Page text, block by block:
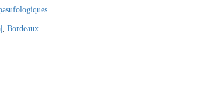
, Bordeaux